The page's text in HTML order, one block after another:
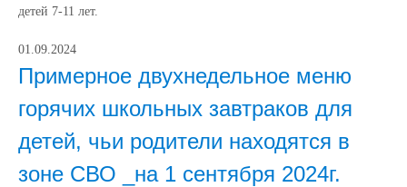
детей 7-11 лет.
01.09.2024
Примерное двухнедельное меню
горячих школьных завтраков для
детей, чьи родители находятся в
зоне СВО _на 1 сентября 2024г.